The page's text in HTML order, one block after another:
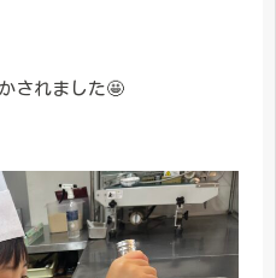
されました🤩